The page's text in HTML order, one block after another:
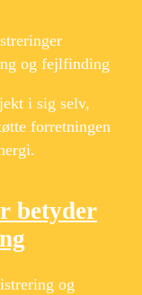
og fejlfinding
i sig selv,
forretningen
betyder
og